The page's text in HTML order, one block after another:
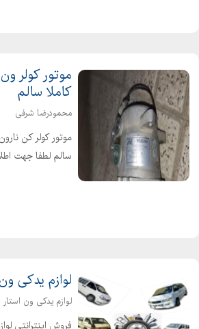
نصب استپر ژیا
نظرات در مورد استپر ژیا
نظرات درباره استپر ژیا
، کد تایید عضویت سایت کلوب :
موتور کولر
کاملا سالم
محمودرضا شرفی
موتور کولر کن
سالم لطفا جهت
لوازم یدکی ون
لوازم یدکی ون استار
فروش اینترانتی